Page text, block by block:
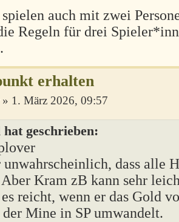
auch mit zwei
Regeln für drei
erhalten
» 1. März 2026, 09:57
geschrieben:
unwahrscheinlich, dass alle
Kram zB kann sehr
reicht, wenn er das Gold
Mine in SP umwandelt.